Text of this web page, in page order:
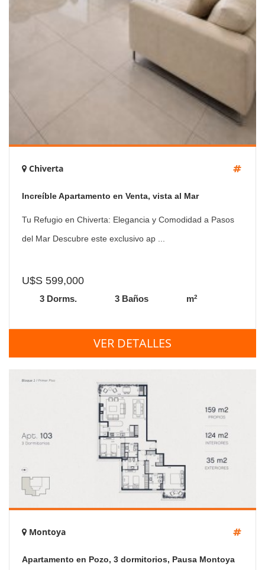
Chiverta
Increíble Apartamento en Venta, vista al Mar
Tu Refugio en Chiverta: Elegancia y Comodidad a Pasos
del Mar Descubre este exclusivo ap ...
U$S 599,000
3 Dorms. 3 Baños m2
VER DETALLES
Montoya
Apartamento en Pozo, 3 dormitorios, Pausa Montoya